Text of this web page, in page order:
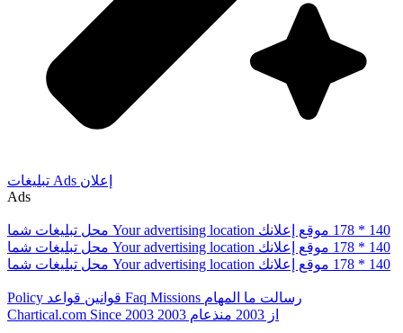
تبلیغات Ads إعلان
Ads
محل تبلیغات شما Your advertising location موقع إعلانك 178 * 140
محل تبلیغات شما Your advertising location موقع إعلانك 178 * 140
محل تبلیغات شما Your advertising location موقع إعلانك 178 * 140
Policy قوانین قواعد Faq Missions رسالت ما المهام
Chartical.com Since 2003 از 2003 منذعام 2003